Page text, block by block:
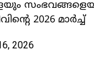
2026 മാർച്ച്
2026